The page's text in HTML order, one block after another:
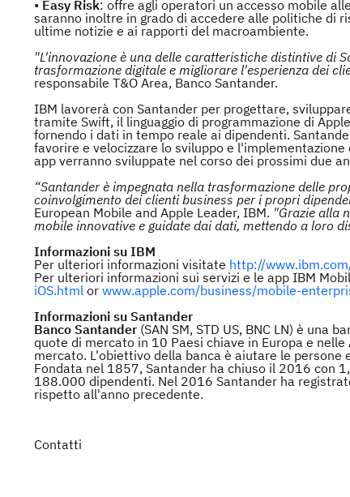
• Easy Risk: offre agli operatori un accesso mobile
saranno inoltre in grado di accedere alle politiche di
ultime notizie e ai rapporti del macroambiente.
"L'innovazione è una delle caratteristiche distintive di
trasformazione digitale e migliorare l'esperienza dei
responsabile T&O Area, Banco Santander.
IBM lavorerà con Santander per progettare,
tramite Swift, il linguaggio di programmazione di
fornendo i dati in tempo reale ai dipendenti.
favorire e velocizzare lo sviluppo e
app verranno sviluppate nel corso dei prossimi due
“Santander è impegnata nella trasformazione delle
coinvolgimento dei clienti business per i propri
European Mobile and Apple Leader, IBM. "Grazie alla
mobile innovative e guidate dai dati, mettendo a loro
Informazioni su IBM
Per ulteriori informazioni visitate http://
Per ulteriori informazioni sui servizi e le app IBM
iOS.html or www.apple.com/business/mobile-
Informazioni su Santander
Banco Santander (SAN SM, STD US, BNC LN) è una
quote di mercato in 10 Paesi chiave in Europa e
mercato. L'obiettivo della banca è aiutare le persone
Fondata nel 1857, Santander ha chiuso il 2016 con
188.000 dipendenti. Nel 2016 Santander ha
rispetto all'anno precedente.
Contatti